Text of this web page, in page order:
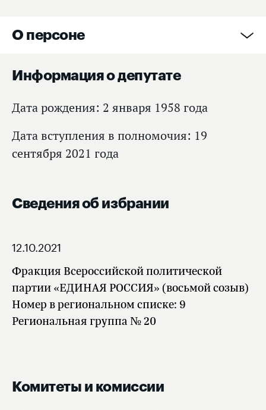
О персоне
Информация о депутате
Дата рождения: 2 января 1958 года
Дата вступления в полномочия: 19
сентября 2021 года
Сведения об избрании
12.10.2021
Фракция Всероссийской политической
партии «ЕДИНАЯ РОССИЯ» (восьмой созыв)
Номер в региональном списке: 9
Региональная группа № 20
Комитеты и комиссии